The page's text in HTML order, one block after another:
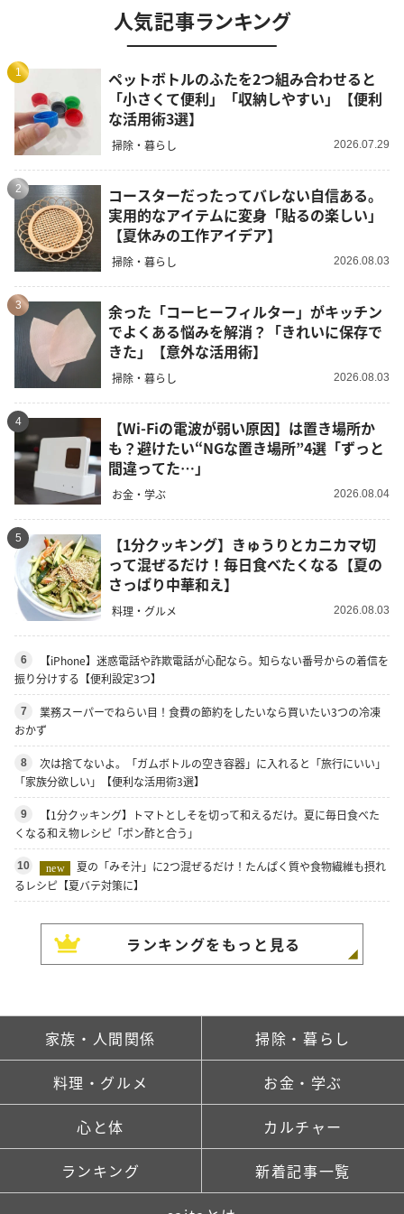
人気記事ランキング
1
ペットボトルのふたを2つ組み合わせると
「小さくて便利」「収納しやすい」【便利
な活用術3選】
掃除・暮らし 2026.07.29
2
コースターだったってバレない自信ある。
実用的なアイテムに変身「貼るの楽しい」
【夏休みの工作アイデア】
掃除・暮らし 2026.08.03
3
余った「コーヒーフィルター」がキッチン
でよくある悩みを解消？「きれいに保存で
きた」【意外な活用術】
掃除・暮らし 2026.08.03
4
【Wi-Fiの電波が弱い原因】は置き場所か
も？避けたい“NGな置き場所”4選「ずっと
間違ってた…」
お金・学ぶ 2026.08.04
5
【1分クッキング】きゅうりとカニカマ切
って混ぜるだけ！毎日食べたくなる【夏の
さっぱり中華和え】
料理・グルメ 2026.08.03
6
【iPhone】迷惑電話や詐欺電話が心配なら。知らない番号からの着信を
振り分けする【便利設定3つ】
7
業務スーパーでねらい目！食費の節約をしたいなら買いたい3つの冷凍
おかず
8
次は捨てないよ。「ガムボトルの空き容器」に入れると「旅行にいい」
「家族分欲しい」【便利な活用術3選】
9
【1分クッキング】トマトとしそを切って和えるだけ。夏に毎日食べた
くなる和え物レシピ「ポン酢と合う」
10 new
夏の「みそ汁」に2つ混ぜるだけ！たんぱく質や食物繊維も摂れ
るレシピ【夏バテ対策に】
ランキングをもっと見る
家族・人間関係 掃除・暮らし
料理・グルメ お金・学ぶ
心と体 カルチャー
ランキング 新着記事一覧